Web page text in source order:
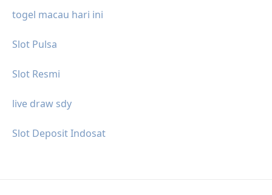
togel macau hari ini
Slot Pulsa
Slot Resmi
live draw sdy
Slot Deposit Indosat